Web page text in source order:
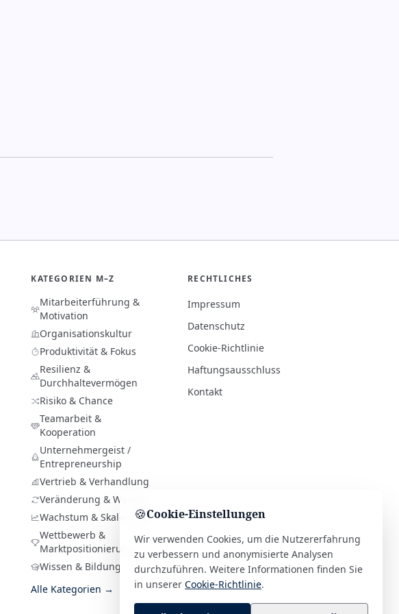
KATEGORIEN M–Z
Mitarbeiterführung &
Motivation
Organisationskultur
Produktivität & Fokus
Resilienz &
Durchhaltevermögen
Risiko & Chance
Teamarbeit &
Kooperation
Unternehmergeist /
Entrepreneurship
Vertrieb & Verhandlung
Veränderung & Wandel
Wachstum & Skalierung
Wettbewerb &
Marktpositionierung
Wissen & Bildung
Alle Kategorien →
RECHTLICHES
Impressum
Datenschutz
Cookie-Richtlinie
Haftungsausschluss
Kontakt
🍪Cookie-Einstellungen
Wir verwenden Cookies, um die Nutzererfahrung
zu verbessern und anonymisierte Analysen
durchzuführen. Weitere Informationen finden Sie
in unserer Cookie-Richtlinie.